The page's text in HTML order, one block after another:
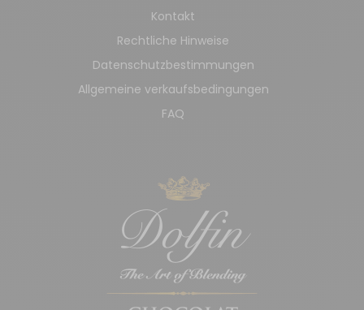
Kontakt
Rechtliche Hinweise
Datenschutzbestimmungen
Allgemeine verkaufsbedingungen
FAQ